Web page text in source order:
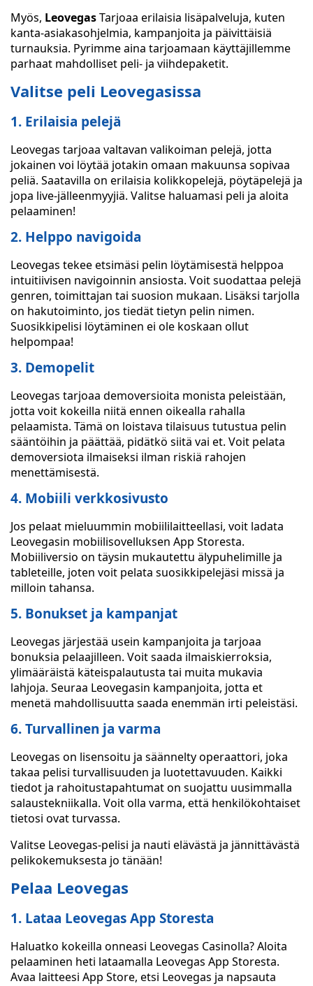
Myös, LeovegasTarjoaa erilaisia lisäpalveluja, kuten
kanta-asiakasohjelmia, kampanjoita ja päivittäisiä
turnauksia. Pyrimme aina tarjoamaan käyttäjillemme
parhaat mahdolliset peli- ja viihdepaketit.
Valitse peli Leovegasissa
1. Erilaisia pelejä
Leovegas tarjoaa valtavan valikoiman pelejä, jotta
jokainen voi löytää jotakin omaan makuunsa sopivaa
peliä. Saatavilla on erilaisia kolikkopelejä, pöytäpelejä ja
jopa live-jälleenmyyjiä. Valitse haluamasi peli ja aloita
pelaaminen!
2. Helppo navigoida
Leovegas tekee etsimäsi pelin löytämisestä helppoa
intuitiivisen navigoinnin ansiosta. Voit suodattaa pelejä
genren, toimittajan tai suosion mukaan. Lisäksi tarjolla
on hakutoiminto, jos tiedät tietyn pelin nimen.
Suosikkipelisi löytäminen ei ole koskaan ollut
helpompaa!
3. Demopelit
Leovegas tarjoaa demoversioita monista peleistään,
jotta voit kokeilla niitä ennen oikealla rahalla
pelaamista. Tämä on loistava tilaisuus tutustua pelin
sääntöihin ja päättää, pidätkö siitä vai et. Voit pelata
demoversiota ilmaiseksi ilman riskiä rahojen
menettämisestä.
4. Mobiili verkkosivusto
Jos pelaat mieluummin mobiililaitteellasi, voit ladata
Leovegasin mobiilisovelluksen App Storesta.
Mobiiliversio on täysin mukautettu älypuhelimille ja
tableteille, joten voit pelata suosikkipelejäsi missä ja
milloin tahansa.
5. Bonukset ja kampanjat
Leovegas järjestää usein kampanjoita ja tarjoaa
bonuksia pelaajilleen. Voit saada ilmaiskierroksia,
ylimääräistä käteispalautusta tai muita mukavia
lahjoja. Seuraa Leovegasin kampanjoita, jotta et
menetä mahdollisuutta saada enemmän irti peleistäsi.
6. Turvallinen ja varma
Leovegas on lisensoitu ja säännelty operaattori, joka
takaa pelisi turvallisuuden ja luotettavuuden. Kaikki
tiedot ja rahoitustapahtumat on suojattu uusimmalla
salaustekniikalla. Voit olla varma, että henkilökohtaiset
tietosi ovat turvassa.
Valitse Leovegas-pelisi ja nauti elävästä ja jännittävästä
pelikokemuksesta jo tänään!
Pelaa Leovegas
1. Lataa Leovegas App Storesta
Haluatko kokeilla onneasi Leovegas Casinolla? Aloita
pelaaminen heti lataamalla Leovegas App Storesta.
Avaa laitteesi App Store, etsi Leovegas ja napsauta